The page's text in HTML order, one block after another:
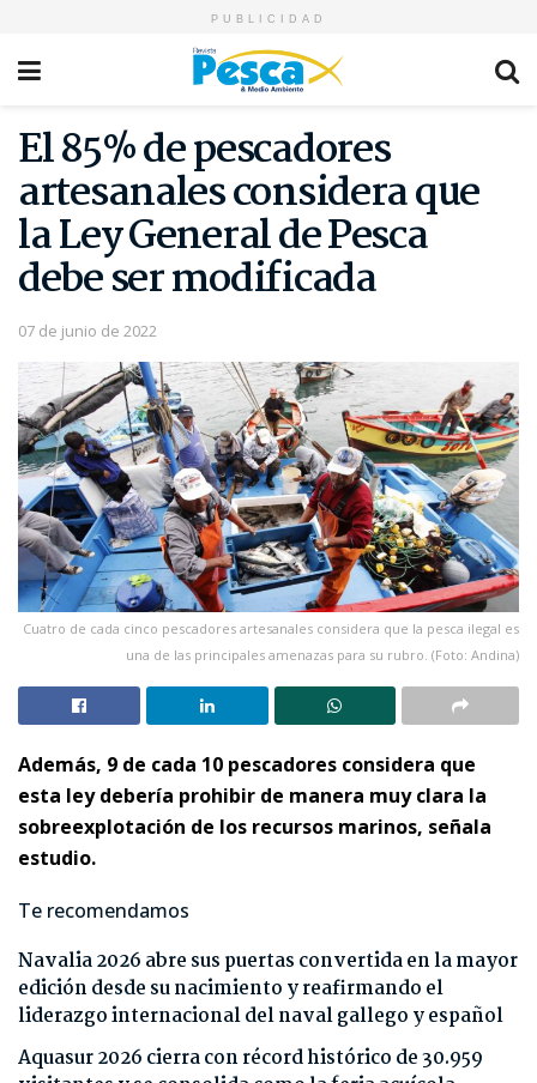
PUBLICIDAD
El 85% de pescadores
artesanales considera que
la Ley General de Pesca
debe ser modificada
07 de junio de 2022
Cuatro de cada cinco pescadores artesanales considera que la pesca ilegal es
una de las principales amenazas para su rubro. (Foto: Andina)
Además, 9 de cada 10 pescadores considera que
esta ley debería prohibir de manera muy clara la
sobreexplotación de los recursos marinos, señala
estudio.
Te recomendamos
Navalia 2026 abre sus puertas convertida en la mayor
edición desde su nacimiento y reafirmando el
liderazgo internacional del naval gallego y español
Aquasur 2026 cierra con récord histórico de 30.959